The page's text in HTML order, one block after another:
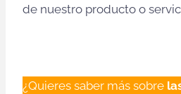
de nuestro producto o
¿Quieres saber más sobre